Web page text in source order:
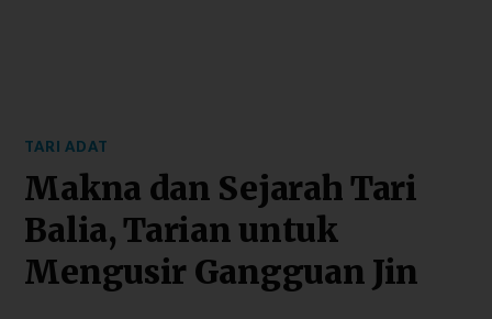
TARI ADAT
Makna dan Sejarah Tari
Balia, Tarian untuk
Mengusir Gangguan Jin